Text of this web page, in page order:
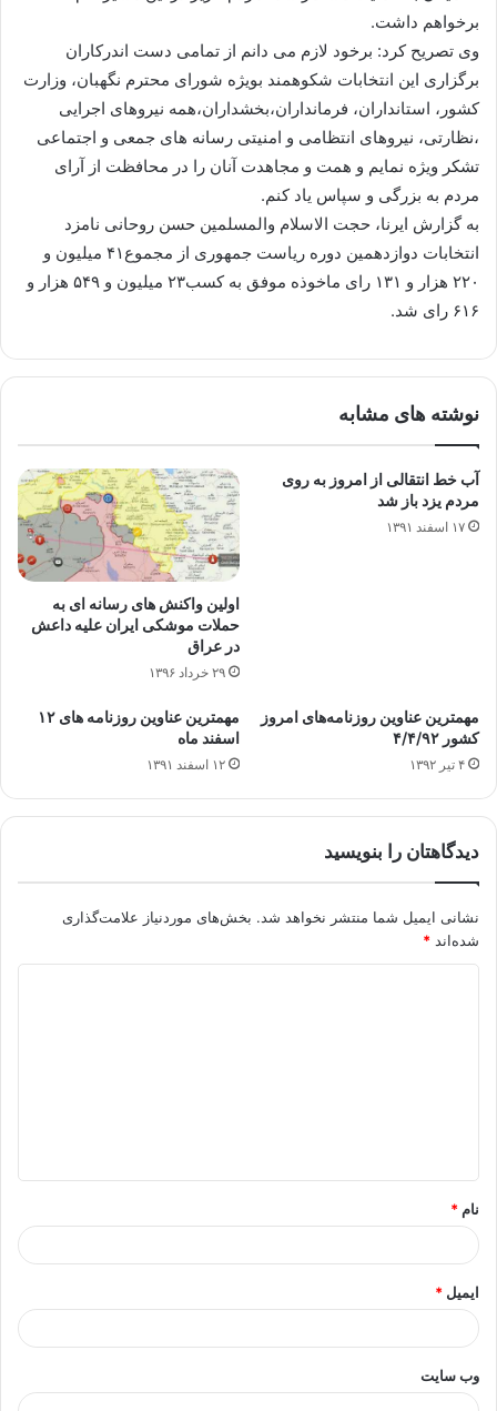
برخواهم داشت.
وی تصریح کرد: برخود لازم می دانم از تمامی دست اندرکاران
برگزاری این انتخابات شکوهمند بویژه شورای محترم نگهبان، وزارت
کشور، استانداران، فرمانداران،بخشداران،همه نیروهای اجرایی
،نظارتی، نیروهای انتظامی و امنیتی رسانه های جمعی و اجتماعی
تشکر ویژه نمایم و همت و مجاهدت آنان را در محافظت از آرای
مردم به بزرگی و سپاس یاد کنم.
به گزارش ایرنا، حجت الاسلام والمسلمین حسن روحانی نامزد
انتخابات دوازدهمین دوره ریاست جمهوری از مجموع۴۱ میلیون و
۲۲۰ هزار و ۱۳۱ رای ماخوذه موفق به کسب۲۳ میلیون و ۵۴۹ هزار و
۶۱۶ رای شد.
نوشته های مشابه
آب خط انتقالی از امروز به روی
مردم یزد باز شد
۱۷ اسفند ۱۳۹۱
اولین واکنش های رسانه ای به
حملات موشکی ایران علیه داعش
در عراق
۲۹ خرداد ۱۳۹۶
مهمترین عناوین روزنامه‌های امروز
کشور ۴/۴/۹۲
۴ تیر ۱۳۹۲
مهمترین عناوین روزنامه های ۱۲
اسفند ماه
۱۲ اسفند ۱۳۹۱
دیدگاهتان را بنویسید
نشانی ایمیل شما منتشر نخواهد شد. بخش‌های موردنیاز علامت‌گذاری
شده‌اند *
*
نام *
ایمیل *
وب‌ سایت